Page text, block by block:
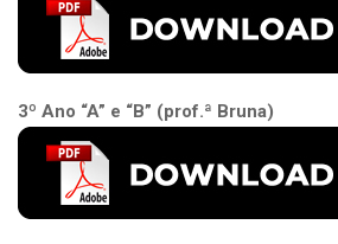
3º Ano “A” e “B” (prof.ª Bruna)